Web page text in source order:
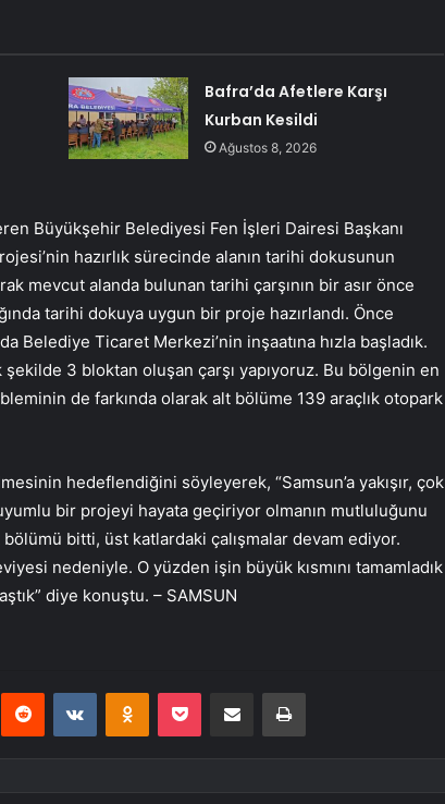
Bafra’da Afetlere Karşı
Kurban Kesildi
Ağustos 8, 2026
Büyükşehir Belediyesi Fen İşleri Dairesi Başkanı
hazırlık sürecinde alanın tarihi dokusunun
mevcut alanda bulunan tarihi çarşının bir asır önce
tarihi dokuya uygun bir proje hazırlandı. Önce
Belediye Ticaret Merkezi’nin inşaatına hızla başladık.
3 bloktan oluşan çarşı yapıyoruz. Bu bölgenin en
de farkında olarak alt bölüme 139 araçlık otopark
hedeflendiğini söyleyerek, “Samsun’a yakışır, çok
bir projeyi hayata geçiriyor olmanın mutluluğunu
bitti, üst katlardaki çalışmalar devam ediyor.
nedeniyle. O yüzden işin büyük kısmını tamamladık
diye konuştu. – SAMSUN
Reddit VKontakteOdnoklassniki
Pocket E-Posta ile paylaş Yazdır